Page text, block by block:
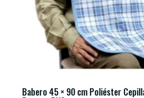
Babero 45 × 90 cm Poliéster